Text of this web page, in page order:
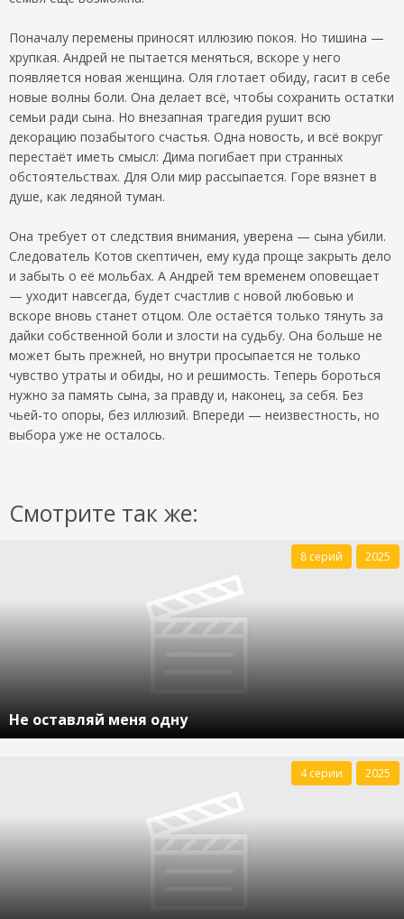
Поначалу перемены приносят иллюзию покоя. Но тишина —
хрупкая. Андрей не пытается меняться, вскоре у него
появляется новая женщина. Оля глотает обиду, гасит в себе
новые волны боли. Она делает всё, чтобы сохранить остатки
семьи ради сына. Но внезапная трагедия рушит всю
декорацию позабытого счастья. Одна новость, и всё вокруг
перестаёт иметь смысл: Дима погибает при странных
обстоятельствах. Для Оли мир рассыпается. Горе вязнет в
душе, как ледяной туман.
Она требует от следствия внимания, уверена — сына убили.
Следователь Котов скептичен, ему куда проще закрыть дело
и забыть о её мольбах. А Андрей тем временем оповещает
— уходит навсегда, будет счастлив с новой любовью и
вскоре вновь станет отцом. Оле остаётся только тянуть за
дайки собственной боли и злости на судьбу. Она больше не
может быть прежней, но внутри просыпается не только
чувство утраты и обиды, но и решимость. Теперь бороться
нужно за память сына, за правду и, наконец, за себя. Без
чьей-то опоры, без иллюзий. Впереди — неизвестность, но
выбора уже не осталось.
Смотрите так же:
Не оставляй меня одну
8 серий 2025
4 серии 2025